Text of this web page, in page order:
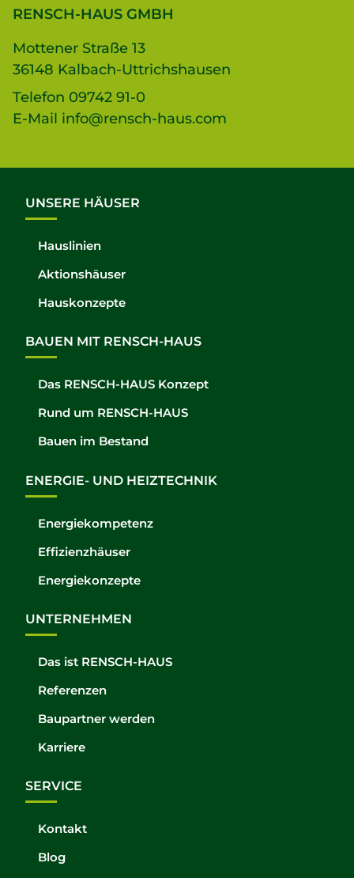
RENSCH-HAUS GMBH
Mottener Straße 13
36148 Kalbach-Uttrichshausen
Telefon 09742 91-0
E-Mail info@rensch-haus.com
UNSERE HÄUSER
Hauslinien
Aktionshäuser
Hauskonzepte
BAUEN MIT RENSCH-HAUS
Das RENSCH-HAUS Konzept
Rund um RENSCH-HAUS
Bauen im Bestand
ENERGIE- UND HEIZTECHNIK
Energiekompetenz
Effizienzhäuser
Energiekonzepte
UNTERNEHMEN
Das ist RENSCH-HAUS
Referenzen
Baupartner werden
Karriere
SERVICE
Kontakt
Blog